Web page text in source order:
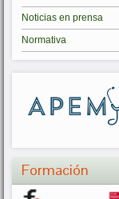
Noticias en prensa
Normativa
Formación